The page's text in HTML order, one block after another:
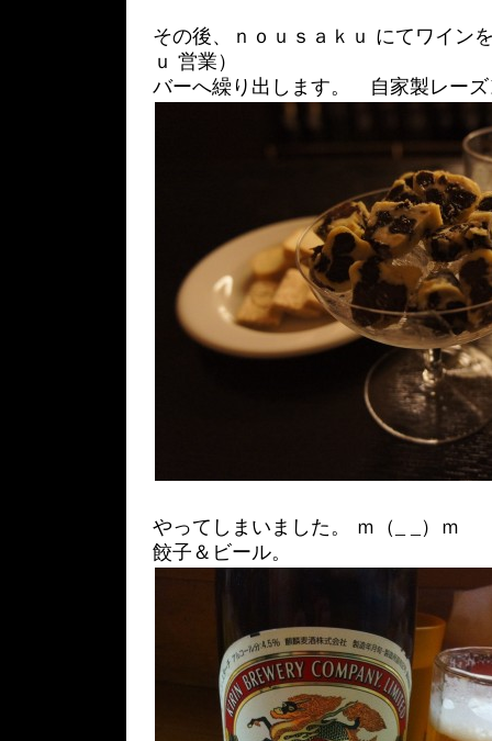
その後、ｎｏｕｓａｋｕ にてワイン
ｕ 営業）
バーへ繰り出します。 自家製レーズ
やってしまいました。 ｍ（_ _）ｍ
餃子＆ビール。